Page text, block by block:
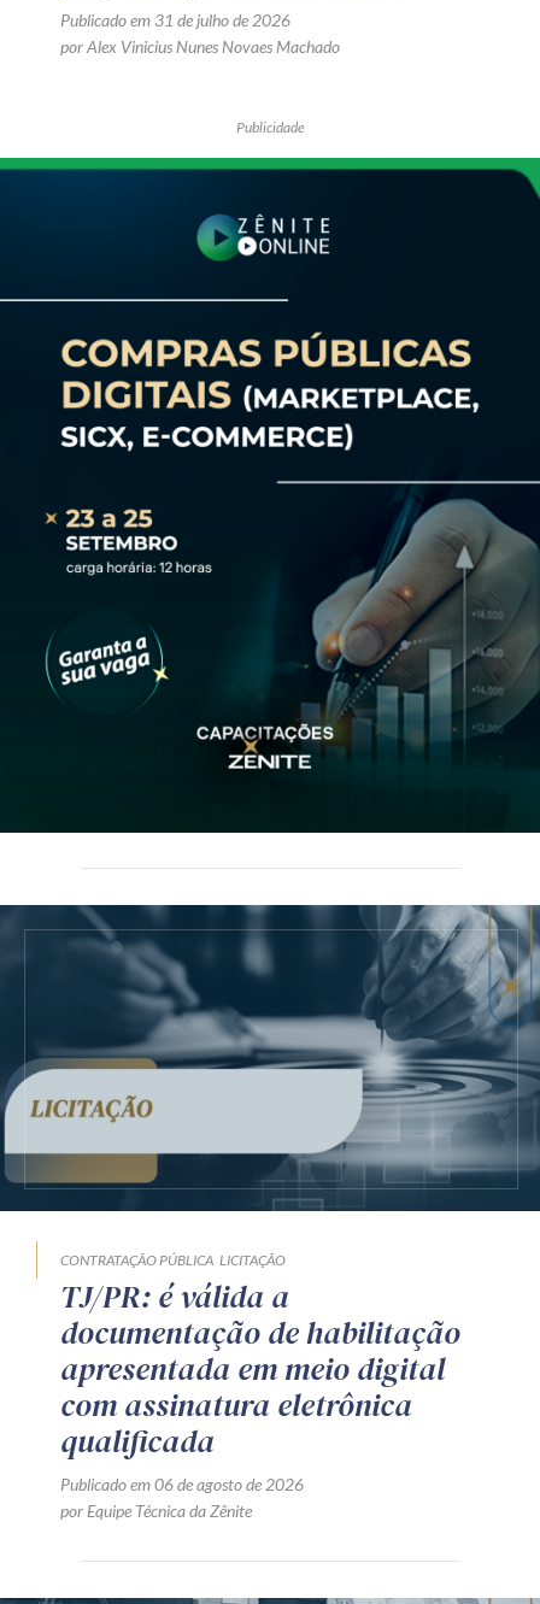
Publicado em 31 de julho de 2026
por Alex Vinicius Nunes Novaes Machado
Publicidade
CONTRATAÇÃO PÚBLICA LICITAÇÃO
TJ/PR: é válida a
documentação de habilitação
apresentada em meio digital
com assinatura eletrônica
qualificada
Publicado em 06 de agosto de 2026
por Equipe Técnica da Zênite